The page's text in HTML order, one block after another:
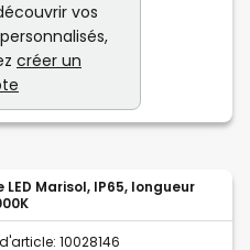
vos
créer un
Marisol, IP65, longueur
10028146